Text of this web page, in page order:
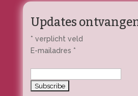
Updates
* verplicht veld
E-mailadres *